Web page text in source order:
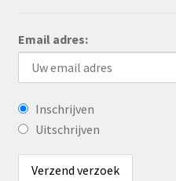
Email adres:
Inschrijven
Uitschrijven